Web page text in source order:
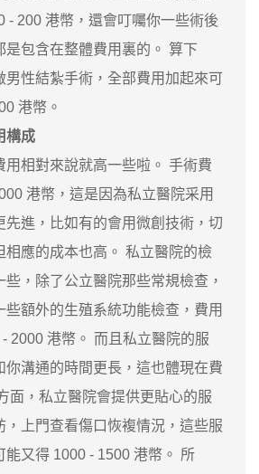
- 200 港幣，還會叮囑你一些術後
是包含在整體費用裏的。 算下
男性結紮手術，全部費用加起來可
港幣。
構成
相對來說就高一些啦。 手術費
港幣，這是因為私立醫院采用
先進，比如有的會用微創技術，切
相應的成本也高。 私立醫院的檢
些，除了公立醫院那些常規檢查，
些額外的生殖系統功能檢查，費用
2000 港幣。 而且私立醫院的服
你溝通的時間更長，這也體現在費
面，私立醫院會提供更貼心的服
，上門查看傷口恢複情況，這些服
能又得 1000 - 1500 港幣。 所